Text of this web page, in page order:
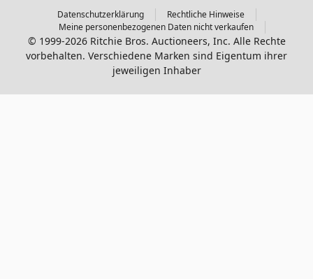
Datenschutzerklärung
Rechtliche Hinweise
Meine personenbezogenen Daten nicht verkaufen
© 1999-2026 Ritchie Bros. Auctioneers, Inc. Alle Rechte
vorbehalten. Verschiedene Marken sind Eigentum ihrer
jeweiligen Inhaber